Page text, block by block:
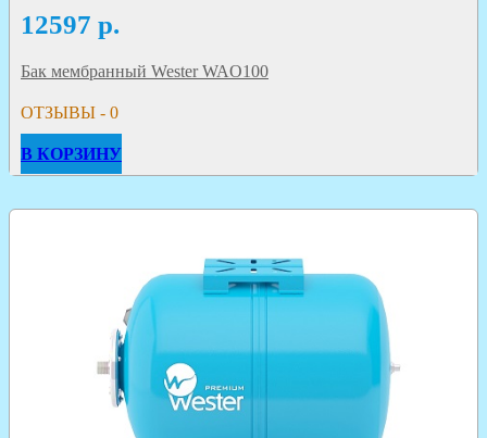
12597 р.
Бак мембранный Wester WAO100
ОТЗЫВЫ - 0
В КОРЗИНУ